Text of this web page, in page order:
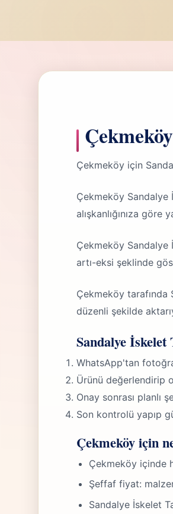
Çekmeköy için
Çekmeköy Sandalye
alışkanlığınıza göre
Çekmeköy
artı-eksi şeklinde
Çekmeköy tarafında
düzenli şekilde
Sandalye
WhatsApp'tan
Ürünü değerlendirip
Onay sonrası planlı
Son kontrolü yapıp
Çekmeköy için
Çekmeköy içinde
Şeffaf fiyat:
Sandalye İskelet